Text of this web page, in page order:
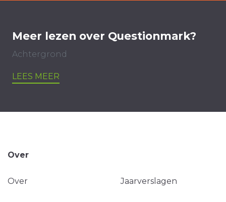
Meer lezen over Questionmark?
Achtergrond
LEES MEER
Over
Over Jaarverslagen